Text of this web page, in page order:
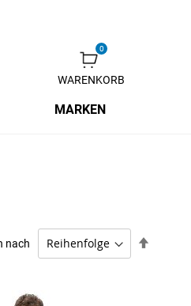
WARENKORB
MARKEN
nach